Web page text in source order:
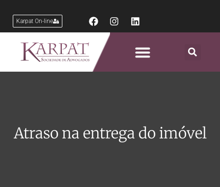
Karpat On-line
Atraso na entrega do imóvel